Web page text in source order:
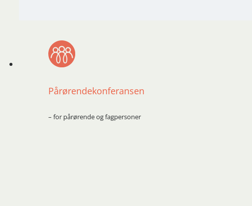
Pårørendekonferansen
– for pårørende og fagpersoner